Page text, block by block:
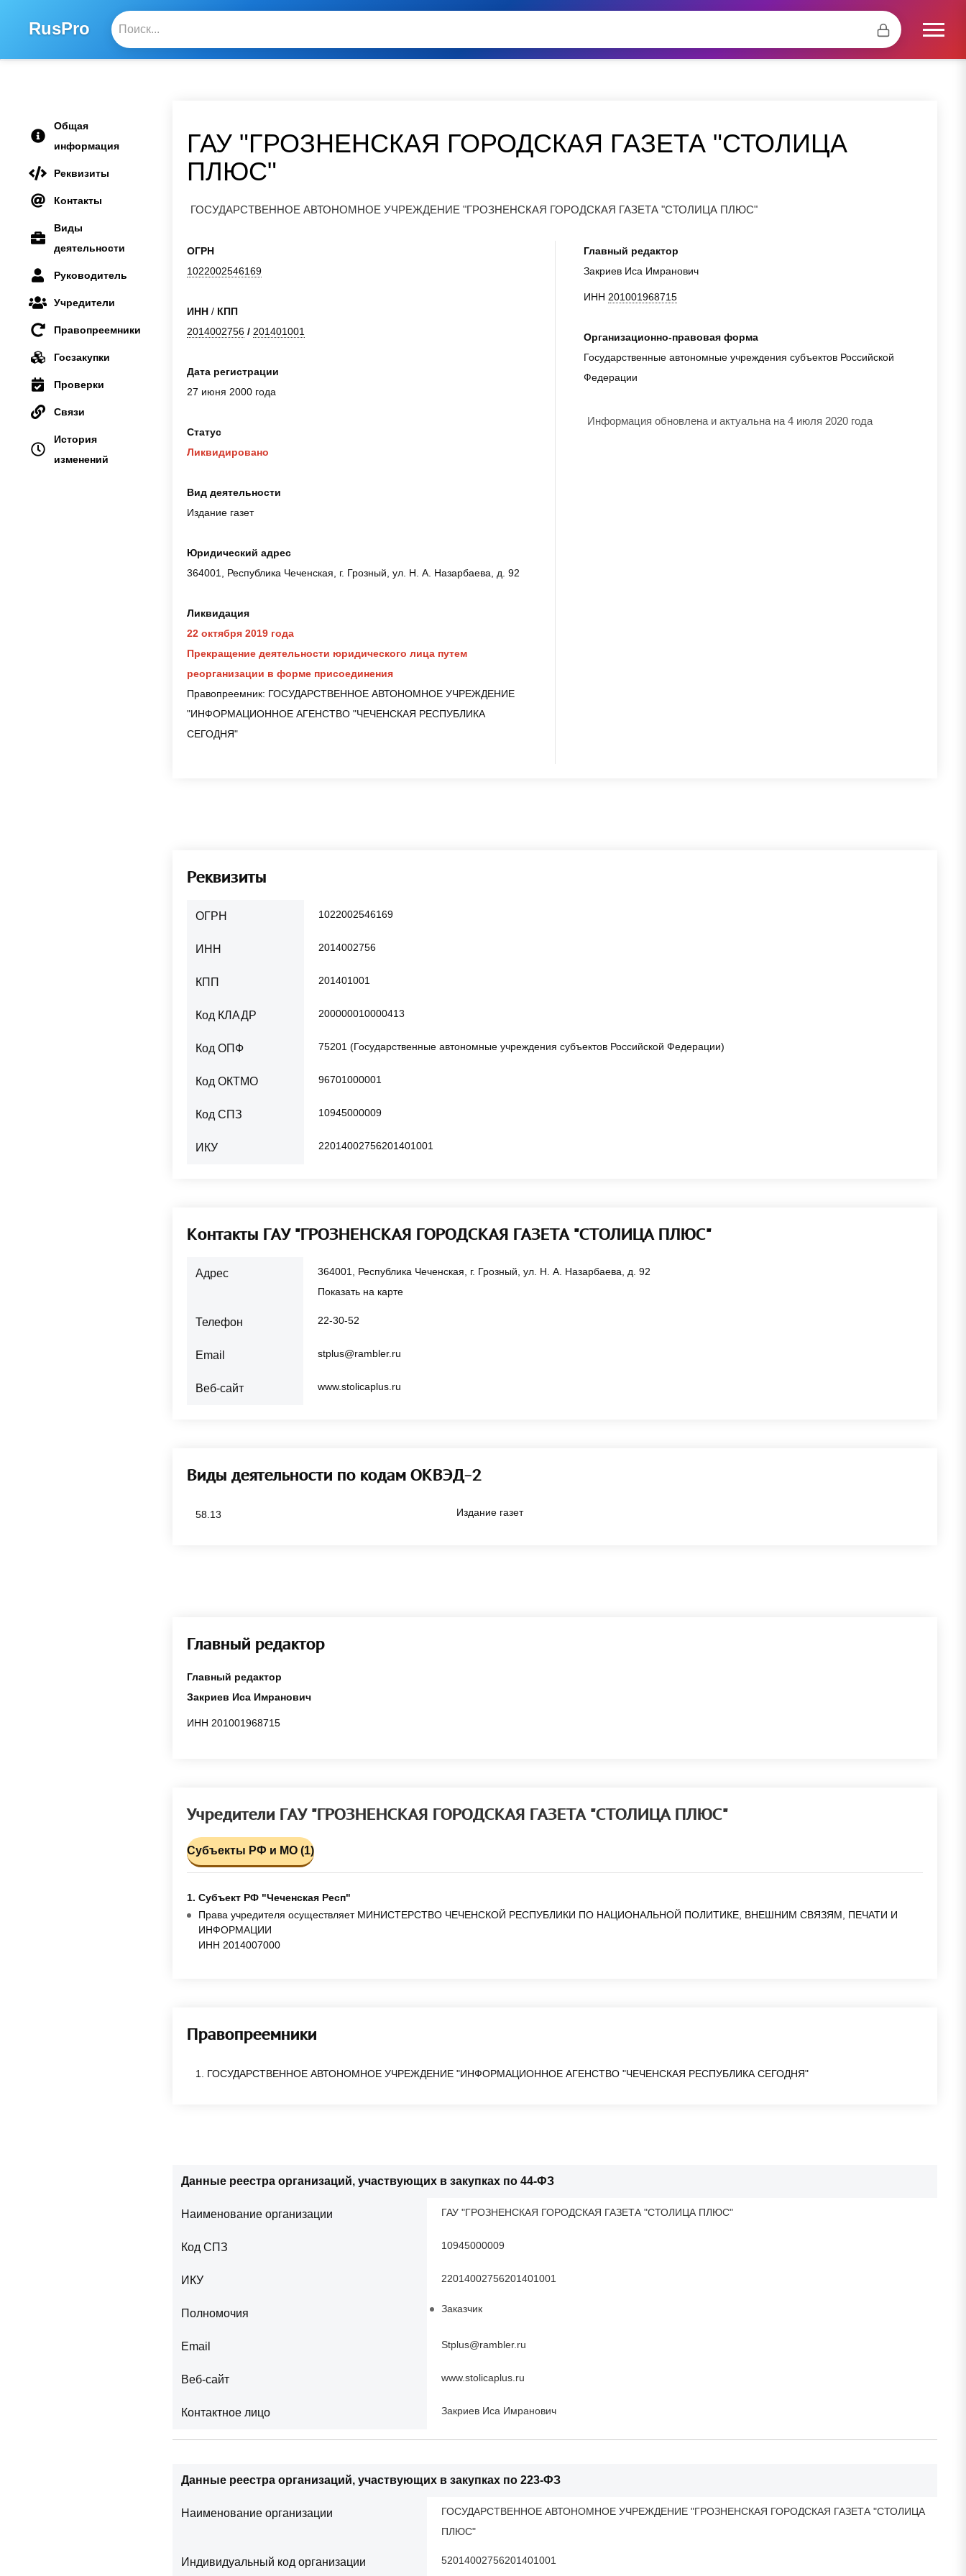
RusPro
Общая
информация
Реквизиты
Контакты
Виды
деятельности
Руководитель
Учредители
Правопреемники
Госзакупки
Проверки
Связи
История
изменений
ГАУ "ГРОЗНЕНСКАЯ ГОРОДСКАЯ ГАЗЕТА "СТОЛИЦА
ПЛЮС"
ГОСУДАРСТВЕННОЕ АВТОНОМНОЕ УЧРЕЖДЕНИЕ "ГРОЗНЕНСКАЯ ГОРОДСКАЯ ГАЗЕТА "СТОЛИЦА ПЛЮС"
ОГРН
1022002546169
ИНН / КПП
2014002756 / 201401001
Дата регистрации
27 июня 2000 года
Статус
Ликвидировано
Вид деятельности
Издание газет
Юридический адрес
364001, Республика Чеченская, г. Грозный, ул. Н. А. Назарбаева, д. 92
Ликвидация
22 октября 2019 года
Прекращение деятельности юридического лица путем
реорганизации в форме присоединения
Правопреемник: ГОСУДАРСТВЕННОЕ АВТОНОМНОЕ УЧРЕЖДЕНИЕ
"ИНФОРМАЦИОННОЕ АГЕНСТВО "ЧЕЧЕНСКАЯ РЕСПУБЛИКА
СЕГОДНЯ"
Главный редактор
Закриев Иса Имранович
ИНН 201001968715
Организационно-правовая форма
Государственные автономные учреждения субъектов Российской
Федерации
Информация обновлена и актуальна на 4 июля 2020 года
Реквизиты
ОГРН 1022002546169
ИНН 2014002756
КПП 201401001
Код КЛАДР 200000010000413
Код ОПФ 75201 (Государственные автономные учреждения субъектов Российской Федерации)
Код ОКТМО 96701000001
Код СПЗ 10945000009
ИКУ 22014002756201401001
Контакты ГАУ "ГРОЗНЕНСКАЯ ГОРОДСКАЯ ГАЗЕТА "СТОЛИЦА ПЛЮС"
Адрес
364001, Республика Чеченская, г. Грозный, ул. Н. А. Назарбаева, д. 92
Показать на карте
Телефон 22-30-52
Email stplus@rambler.ru
Веб-сайт www.stolicaplus.ru
Виды деятельности по кодам ОКВЭД-2
58.13 Издание газет
Главный редактор
Главный редактор
Закриев Иса Имранович
ИНН 201001968715
Учредители ГАУ "ГРОЗНЕНСКАЯ ГОРОДСКАЯ ГАЗЕТА "СТОЛИЦА ПЛЮС"
Субъекты РФ и МО (1)
1. Субъект РФ "Чеченская Респ"
Права учредителя осуществляет МИНИСТЕРСТВО ЧЕЧЕНСКОЙ РЕСПУБЛИКИ ПО НАЦИОНАЛЬНОЙ ПОЛИТИКЕ, ВНЕШНИМ СВЯЗЯМ, ПЕЧАТИ И
ИНФОРМАЦИИ
ИНН 2014007000
Правопреемники
1. ГОСУДАРСТВЕННОЕ АВТОНОМНОЕ УЧРЕЖДЕНИЕ "ИНФОРМАЦИОННОЕ АГЕНСТВО "ЧЕЧЕНСКАЯ РЕСПУБЛИКА СЕГОДНЯ"
Данные реестра организаций, участвующих в закупках по 44-ФЗ
Наименование организации ГАУ "ГРОЗНЕНСКАЯ ГОРОДСКАЯ ГАЗЕТА "СТОЛИЦА ПЛЮС"
Код СПЗ 10945000009
ИКУ 22014002756201401001
Полномочия Заказчик
Email Stplus@rambler.ru
Веб-сайт www.stolicaplus.ru
Контактное лицо Закриев Иса Имранович
Данные реестра организаций, участвующих в закупках по 223-ФЗ
Наименование организации
ГОСУДАРСТВЕННОЕ АВТОНОМНОЕ УЧРЕЖДЕНИЕ "ГРОЗНЕНСКАЯ ГОРОДСКАЯ ГАЗЕТА "СТОЛИЦА
ПЛЮС"
Индивидуальный код организации 52014002756201401001